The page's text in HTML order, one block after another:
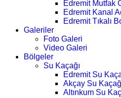
Edremit Mutfak
Edremit Kanal
Edremit Tıkalı
Galeriler
Foto Galeri
Video Galeri
Bölgeler
Su Kaçağı
Edremit Su
Akçay Su
Altınkum Su